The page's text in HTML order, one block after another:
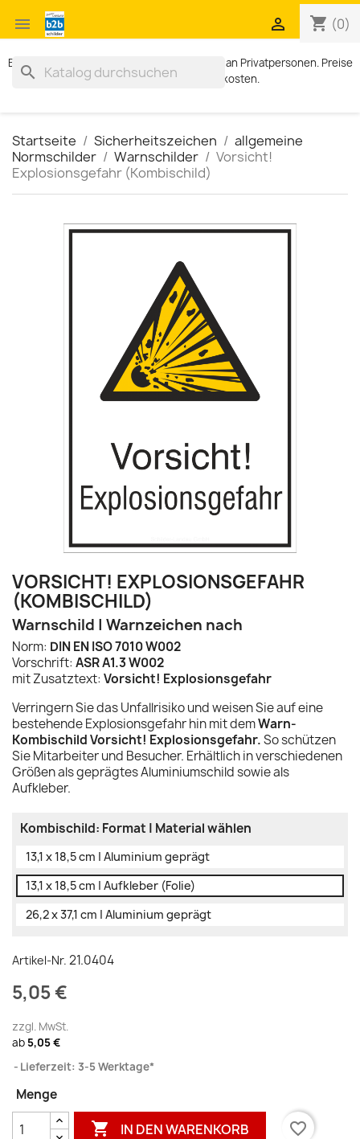
 shopping_cart (0)

Exklusiv für Geschäftskunden. Kein Verkauf an Privatpersonen. Preise
zzgl. MWST und Versandkosten.
search
Startseite Sicherheitszeichen
allgemeine
Normschilder
Warnschilder
Vorsicht!
Explosionsgefahr (Kombischild)
VORSICHT! EXPLOSIONSGEFAHR
(KOMBISCHILD)
Warnschild | Warnzeichen nach
Norm: DIN EN ISO 7010 W002
Vorschrift: ASR A1.3 W002
mit Zusatztext: Vorsicht! Explosionsgefahr
Verringern Sie das Unfallrisiko und weisen Sie auf eine
bestehende Explosionsgefahr hin mit demWarn-
Kombischild Vorsicht! Explosionsgefahr.So schützen
Sie Mitarbeiter und Besucher. Erhältlich in verschiedenen
Größen als geprägtes Aluminiumschild sowie als
Aufkleber.
Kombischild: Format | Material wählen
13,1 x 18,5 cm | Aluminium geprägt
13,1 x 18,5 cm | Aufkleber (Folie)
26,2 x 37,1 cm | Aluminium geprägt
Artikel-Nr. 21.0404
5,05 €
zzgl. MwSt.
ab5,05 €
Lieferzeit: 3-5 Werktage*
Menge
 IN DEN WARENKORB favorite_border